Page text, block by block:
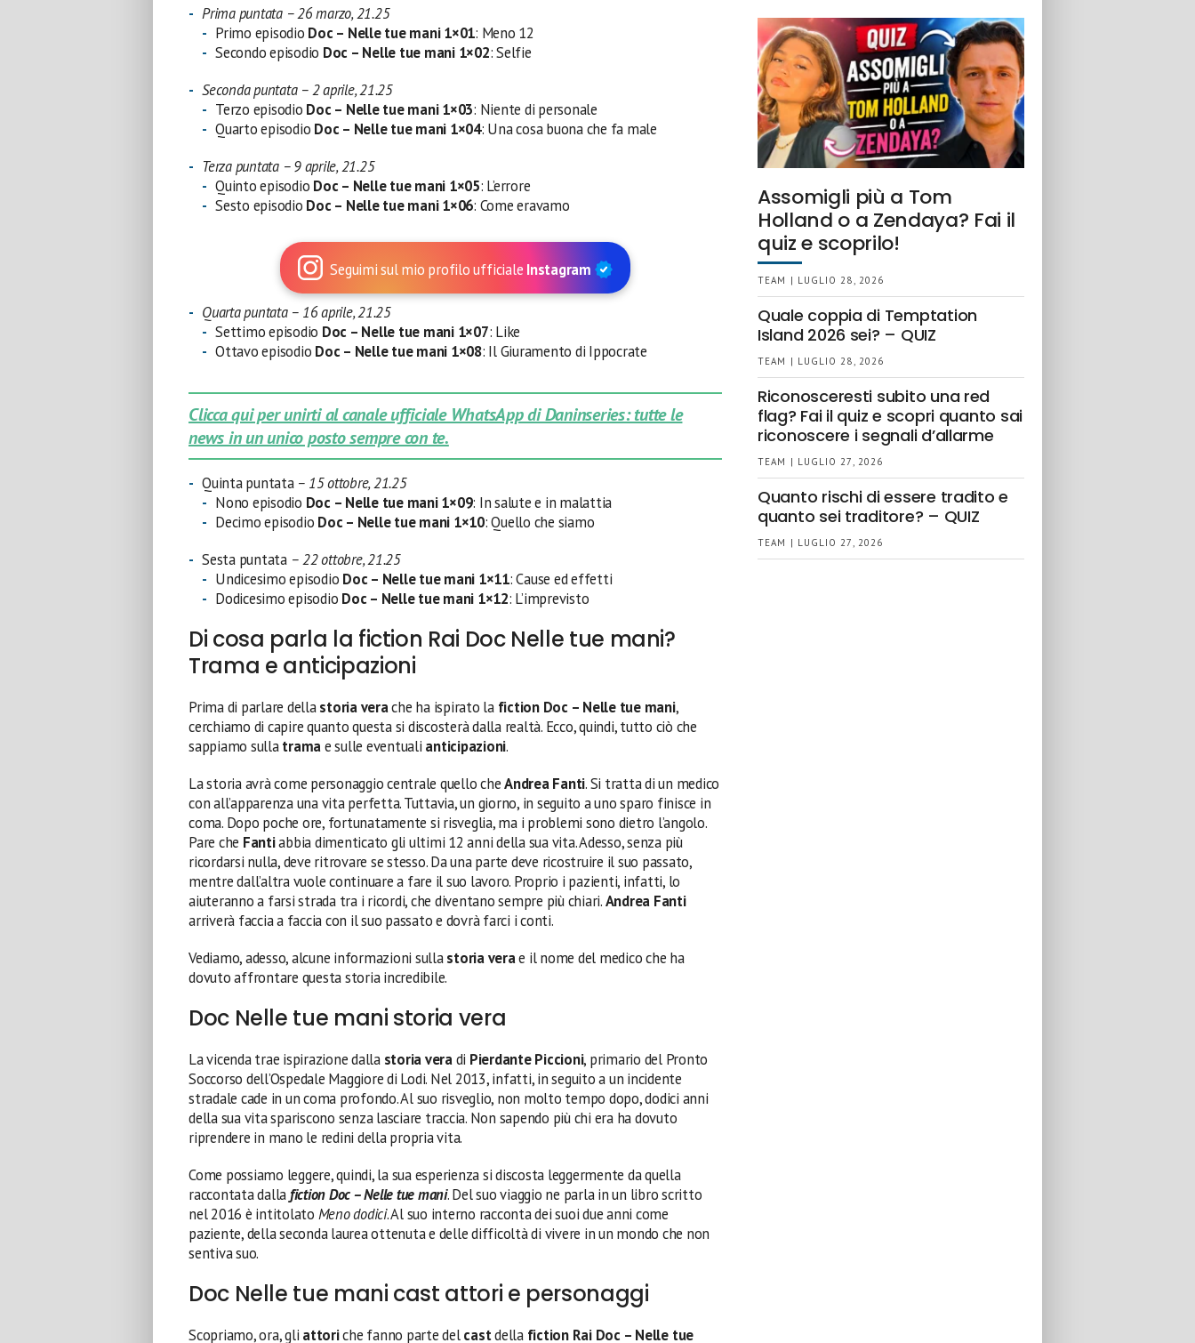
Prima puntata – 26 marzo, 21.25
Primo episodio Doc – Nelle tue mani 1×01: Meno 12
Secondo episodio Doc – Nelle tue mani 1×02: Selfie
Seconda puntata – 2 aprile, 21.25
Terzo episodio Doc – Nelle tue mani 1×03: Niente di personale
Quarto episodio Doc – Nelle tue mani 1×04: Una cosa buona che fa male
Terza puntata – 9 aprile, 21.25
Quinto episodio Doc – Nelle tue mani 1×05: L’errore
Sesto episodio Doc – Nelle tue mani 1×06: Come eravamo
Seguimi sul mio profilo ufficiale Instagram
Quarta puntata – 16 aprile, 21.25
Settimo episodio Doc – Nelle tue mani 1×07: Like
Ottavo episodio Doc – Nelle tue mani 1×08: Il Giuramento di Ippocrate
Clicca qui per unirti al canale ufficiale WhatsApp di Daninseries: tutte le
news in un unico posto sempre con te.
Quinta puntata – 15 ottobre, 21.25
Nono episodio Doc – Nelle tue mani1×09: In salute e in malattia
Decimo episodio Doc – Nelle tue mani 1×10: Quello che siamo
Sesta puntata –22 ottobre, 21.25
Undicesimo episodio Doc – Nelle tue mani 1×11: Cause ed effetti
Dodicesimo episodio Doc – Nelle tue mani 1×12: L’imprevisto
Di cosa parla la fiction Rai Doc Nelle tue mani?
Trama e anticipazioni
Prima di parlare dellastoria verache ha ispirato la fiction Doc – Nelle tue mani,
cerchiamo di capire quanto questa si discosterà dalla realtà. Ecco, quindi, tutto ciò che
sappiamo sullatramae sulle eventuali anticipazioni.
La storia avrà come personaggio centrale quello cheAndrea Fanti. Si tratta di un medico
con all’apparenza una vita perfetta. Tuttavia, un giorno, in seguito a uno sparo finisce in
coma. Dopo poche ore, fortunatamente si risveglia, ma i problemi sono dietro l’angolo.
Pare che Fantiabbia dimenticato gli ultimi 12 anni della sua vita. Adesso, senza più
ricordarsi nulla, deve ritrovare se stesso. Da una parte deve ricostruire il suo passato,
mentre dall’altra vuole continuare a fare il suo lavoro. Proprio i pazienti, infatti, lo
aiuteranno a farsi strada tra i ricordi, che diventano sempre più chiari.Andrea Fanti
arriverà faccia a faccia con il suo passato e dovrà farci i conti.
Vediamo, adesso, alcune informazioni sullastoria verae il nome del medico che ha
dovuto affrontare questa storia incredibile.
Doc Nelle tue mani storia vera
La vicenda trae ispirazione dalla storia veradi Pierdante Piccioni, primario del Pronto
Soccorso dell’Ospedale Maggiore di Lodi. Nel 2013, infatti, in seguito a un incidente
stradale cade in un coma profondo. Al suo risveglio, non molto tempo dopo, dodici anni
della sua vita spariscono senza lasciare traccia. Non sapendo più chi era ha dovuto
riprendere in mano le redini della propria vita.
Come possiamo leggere, quindi, la sua esperienza si discosta leggermente da quella
raccontata dalla fiction Doc – Nelle tue mani. Del suo viaggio ne parla in un libro scritto
nel 2016 è intitolato Meno dodici. Al suo interno racconta dei suoi due anni come
paziente, della seconda laurea ottenuta e delle difficoltà di vivere in un mondo che non
sentiva suo.
Doc Nelle tue mani cast attori e personaggi
Scopriamo, ora, gli attoriche fanno parte delcastdella fiction Rai Doc – Nelle tue
Assomigli più a Tom
Holland o a Zendaya? Fai il
quiz e scoprilo!
TEAM | LUGLIO 28, 2026
Quale coppia di Temptation
Island 2026 sei? – QUIZ
TEAM | LUGLIO 28, 2026
Riconosceresti subito una red
flag? Fai il quiz e scopri quanto sai
riconoscere i segnali d’allarme
TEAM | LUGLIO 27, 2026
Quanto rischi di essere tradito e
quanto sei traditore? – QUIZ
TEAM | LUGLIO 27, 2026